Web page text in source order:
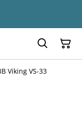
Viking VS-33